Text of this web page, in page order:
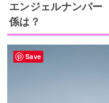
エンジェルナンバー
係は？
Save